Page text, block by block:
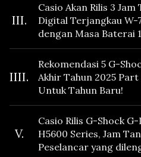
III.
Casio Akan Rilis 3 Jam
Digital Terjangkau W-
dengan Masa Baterai
Fitur Vibration
IIII.
Rekomendasi 5 G-
Akhir Tahun 2025 Part
Untuk Tahun Baru!
V.
Casio Rilis G-Shock
H5600 Series, Jam
Peselancar yang